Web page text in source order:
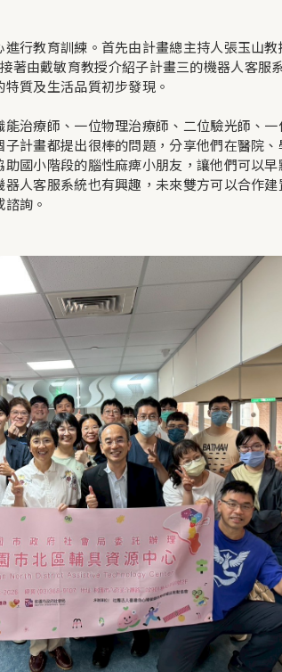
行教育訓練。首先由計畫總主持人張玉山
由戴敏育教授介紹子計畫三的機器人客服
質及生活品質初步發現。
治療師、一位物理治療師、二位驗光師、
計畫都提出很棒的問題，分享他們在醫院
國小階段的腦性麻痺小朋友，讓他們可以
人客服系統也有興趣，未來雙方可以合作
詢。